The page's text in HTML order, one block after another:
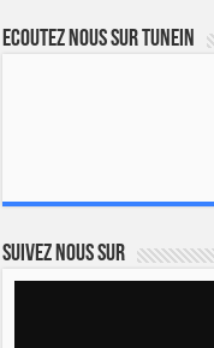
Ecoutez nous sur TuneIn
Suivez nous sur